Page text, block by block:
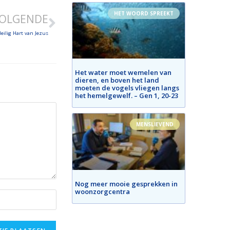
Hart van Jezus
HET WOORD SPREEKT
Het water moet wemelen van
dieren, en boven het land
moeten de vogels vliegen langs
het hemelgewelf. – Gen 1, 20-23
MENSLIEVEND
Nog meer mooie gesprekken in
woonzorgcentra